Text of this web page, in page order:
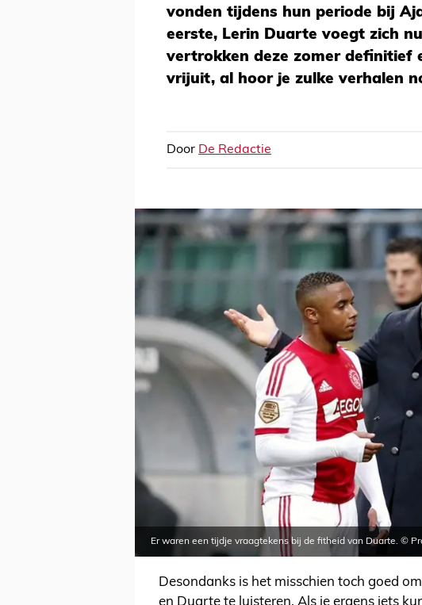
vonden tijdens hun periode bij
eerste, Lerin Duarte voegt zich
vertrokken deze zomer definitief
vrijuit, al hoor je zulke verhalen
Door De Redactie
Er waren een tijdje vraagtekens bij de fitheid van Duarte. ©
Desondanks is het misschien toch goed